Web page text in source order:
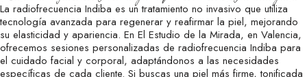
La radiofrecuencia Indiba es un tratamiento no invasivo que utiliza
tecnología avanzada para regenerar y reafirmar la piel, mejorando
su elasticidad y apariencia. En El Estudio de la Mirada, en Valencia,
ofrecemos sesiones personalizadas de radiofrecuencia Indiba para
el cuidado facial y corporal, adaptándonos a las necesidades
específicas de cada cliente. Si buscas una piel más firme, tonificada